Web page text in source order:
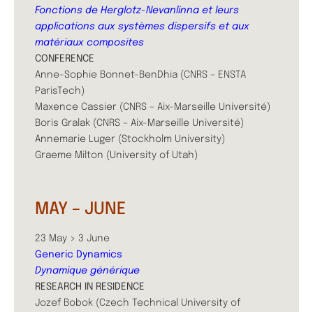
Fonctions de Herglotz-Nevanlinna et leurs
applications aux systèmes dispersifs et aux
matériaux composites
CONFERENCE
Anne-Sophie Bonnet-BenDhia (CNRS – ENSTA
ParisTech)
Maxence Cassier (CNRS – Aix-Marseille Université)
Boris Gralak (CNRS – Aix-Marseille Université)
Annemarie Luger (Stockholm University)
Graeme Milton (University of Utah)
MAY – JUNE
23 May > 3 June
Generic Dynamics
Dynamique générique
RESEARCH IN RESIDENCE
Jozef Bobok (Czech Technical University of